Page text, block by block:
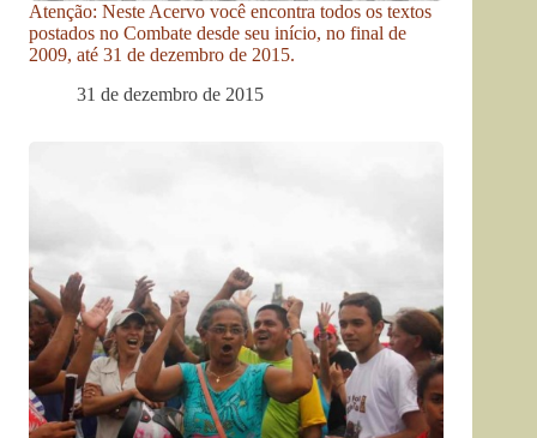
Atenção: Neste Acervo você encontra todos os textos
postados no Combate desde seu início, no final de
2009, até 31 de dezembro de 2015.
31 de dezembro de 2015